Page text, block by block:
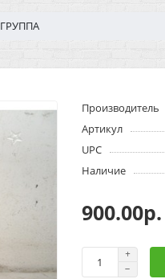
ГРУППА
Производитель
Артикул
UPC
Наличие
900.00р.